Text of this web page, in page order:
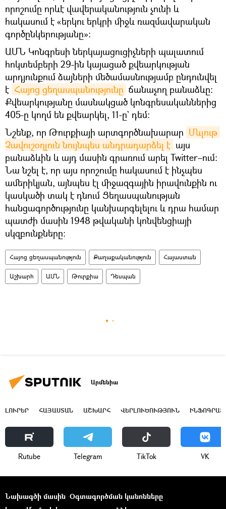
որոշումը որևէ վավերականություն չունի և
հակասում է «երկու երկրի միջև ռազմավարական
գործընկերությանը»:
ԱՄՆ Կոնգրեսի ներկայացուցիչների պալատում
հոկտեմբերի 29-ին կայացած քվեարկության
արդյունքում ձայների մեծամասնությամբ ընդունվել
է Հայոց ցեղասպանությունը ճանաչող բանաձևը։
Քվեարկությանը մասնակցած կոնգրեսականներից
405-ը կողմ են քվեարկել, 11-ը` դեմ:
Նշենք, որ Թուրքիայի արտգործնախարար Մևլութ
Չավուշօղլուն նույնպես անդրադարձել է այս
բանաձևին և այդ մասին գրառում արել Twitter–ում։
Նա նշել է, որ այս որոշումը հակասում է ինչպես
ամերիկյան, այնպես էլ միջազգային իրավունքին ու
կասկածի տակ է դնում Ցեղասպանության
հանցագործությունը կանխարգելելու և դրա համար
պատժի մասին 1948 թվականի կոնվենցիայի
սկզբունքները:
Հայոց ցեղասպանություն Քաղաքականություն Հայաստան
Աշխարհ ԱՄՆ Թուրքիա Դեսպան
Արմենիա
ԼՈՒՐԵՐ ՀԱՅԱՍՏԱՆ ԱՇԽԱՐՀ ՎԵՐԼՈՒԾՈՒԹՅՈՒՆ
Rutube Telegram ТikТоk VK
Նախագծի մասին Օգտագործման կանոնները